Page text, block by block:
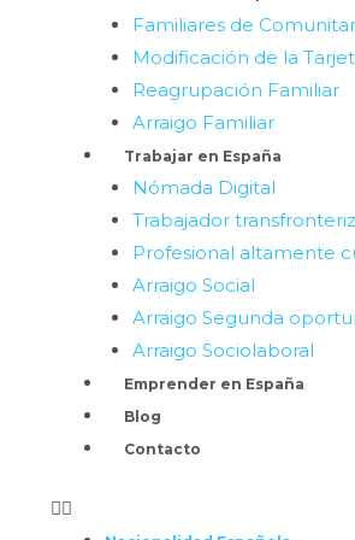
Familiares de
Modificación de la
Reagrupación Familiar
Arraigo Familiar
Trabajar en España
Nómada Digital
Trabajador
Profesional altamente
Arraigo Social
Arraigo Segunda
Arraigo Sociolaboral
Emprender en España
Blog
Contacto